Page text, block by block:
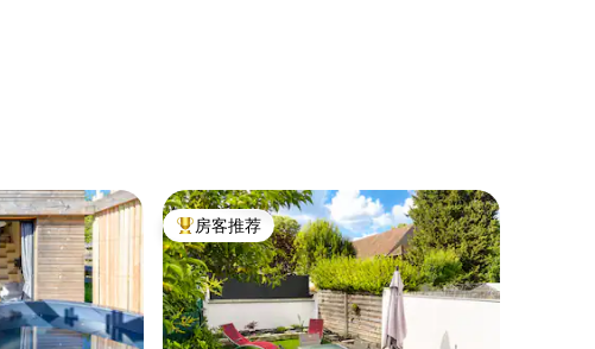
评价
热门「房客推荐」
房客推荐